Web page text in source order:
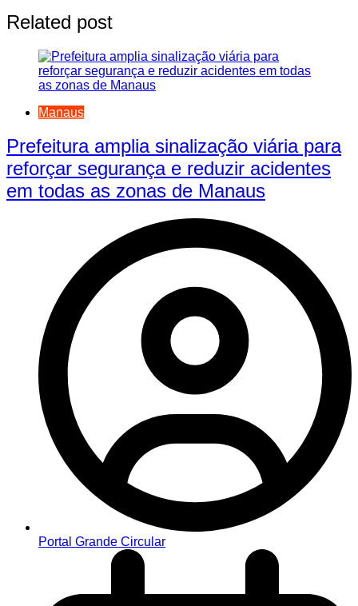
Related post
Manaus
Prefeitura amplia sinalização viária para
reforçar segurança e reduzir acidentes
em todas as zonas de Manaus
Portal Grande Circular